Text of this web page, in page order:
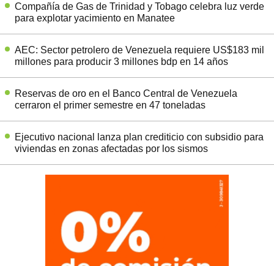
Compañía de Gas de Trinidad y Tobago celebra luz verde
para explotar yacimiento en Manatee
AEC: Sector petrolero de Venezuela requiere US$183 mil
millones para producir 3 millones bdp en 14 años
Reservas de oro en el Banco Central de Venezuela
cerraron el primer semestre en 47 toneladas
Ejecutivo nacional lanza plan crediticio con subsidio para
viviendas en zonas afectadas por los sismos